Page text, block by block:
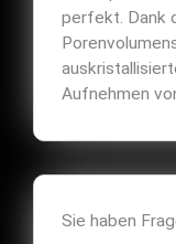
perfekt. Dank
Aufnehmen
Sie haben